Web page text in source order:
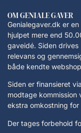
OM GENIALE GAVER
Genialegaver.dk er
hjulpet mere end
gaveidé. Siden
relevans og
både kendte
Siden er finansieret
modtage kommission
ekstra omkostning for
Der tages forbehold